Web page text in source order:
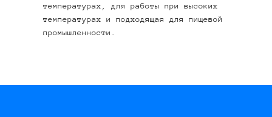
температурах, для работы при высоких
температурах и подходящая для пищевой
промышленности.